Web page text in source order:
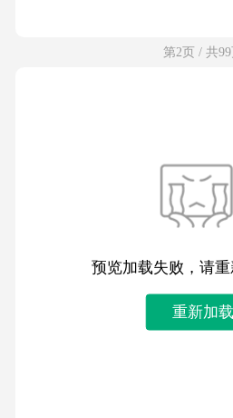
第2页 / 共
预览加载失败，请
重新加载